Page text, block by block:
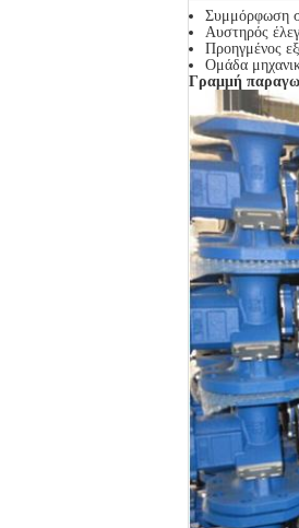
Συμμόρφωση
Αυστηρός
Προηγμένος
Ομάδα
Γραμμή